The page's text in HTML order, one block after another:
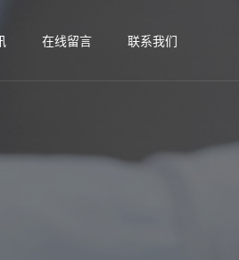
在线留言 联系我们